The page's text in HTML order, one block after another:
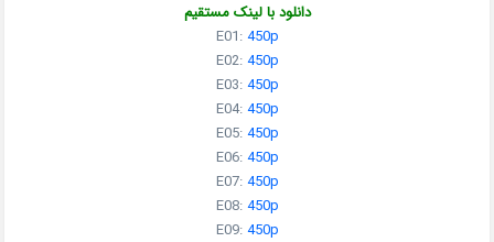
دانلود با لینک مستقیم
E01:450p
E02:450p
E03:450p
E04:450p
E05:450p
E06:450p
E07:450p
E08:450p
E09:450p